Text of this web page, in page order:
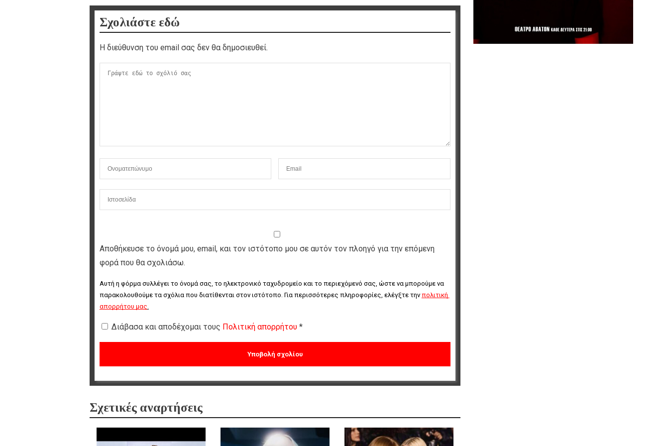
Σχολιάστε εδώ
Η διεύθυνση του email σας δεν θα δημοσιευθεί.
Αποθήκευσε το όνομά μου, email, και τον ιστότοπο μου σε αυτόν τον πλοηγό για την επόμενη
φορά που θα σχολιάσω.
Αυτή η φόρμα συλλέγει το όνομά σας, το ηλεκτρονικό ταχυδρομείο και το περιεχόμενό σας, ώστε να μπορούμε να
παρακολουθούμε τα σχόλια που διατίθενται στον ιστότοπο. Για περισσότερες πληροφορίες, ελέγξτε την πολιτική
απορρήτου μας.
Διάβασα και αποδέχομαι τους Πολιτική απορρήτου *
Σχετικές αναρτήσεις